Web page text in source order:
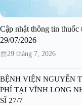
Cập nhật thông tin
29/07/2026
29 tháng 7, 2026
BỆNH VIỆN NGUYỄN
PHÍ TẠI VĨNH LONG
SĨ 27/7